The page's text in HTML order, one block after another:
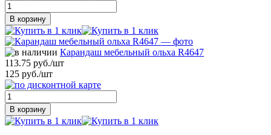
В корзину
Карандаш мебельный ольха R4647
113.75 руб./шт
125 руб./шт
В корзину